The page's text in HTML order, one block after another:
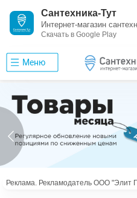
Сантехника-Тут
Интернет-магазин
Скачать в Google Play
Меню
Реклама. Рекламодатель ООО "Элит